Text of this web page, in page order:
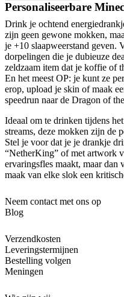
Personaliseerbare
Drink je ochtend
zijn geen gewone mokken,
je +10 slaapweerstand geven.
dorpelingen die je dubieuze
zeldzaam item dat je koffie of
En het meest OP: je kunt ze
erop, upload je skin of maak
speedrun naar de Dragon of
Ideaal om te drinken tijdens
streams, deze mokken zijn de
Stel je voor dat je je drankje
“NetherKing” of met artwork
ervaringsfles maakt, maar dan
maak van elke slok een
Neem contact met ons op
Blog
Verzendkosten
Leveringstermijnen
Bestelling volgen
Meningen